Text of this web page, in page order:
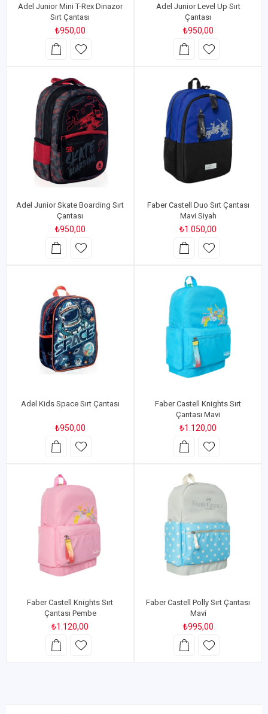
Adel Junior Mini T-Rex Dinazor
Sırt Çantası
₺950,00
Adel Junior Level Up Sırt
Çantası
₺950,00
Adel Junior Skate Boarding Sırt
Çantası
₺950,00
Faber Castell Duo Sırt Çantası
Mavi Siyah
₺1.050,00
Adel Kids Space Sırt Çantası
₺950,00
Faber Castell Knights Sırt
Çantası Mavi
₺1.120,00
Faber Castell Knights Sırt
Çantası Pembe
₺1.120,00
Faber Castell Polly Sırt Çantası
Mavi
₺995,00